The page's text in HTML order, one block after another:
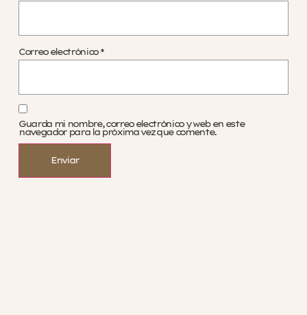
Correo electrónico *
Guarda mi nombre, correo electrónico y web en este
navegador para la próxima vez que comente.